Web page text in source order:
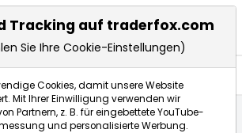
Tracking auf traderfox.com
Sie Ihre Cookie-Einstellungen)
Cookies, damit unsere Website
Mit Ihrer Einwilligung verwenden wir
Partnern, z. B. für eingebettete YouTube-
und personalisierte Werbung.